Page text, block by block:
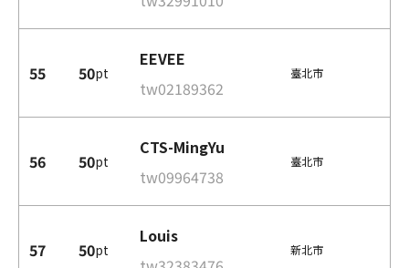
55 50pt
EEVEE
tw02189362
臺北市
56 50pt
CTS-MingYu
tw09964738
臺北市
57 50pt
Louis
新北市